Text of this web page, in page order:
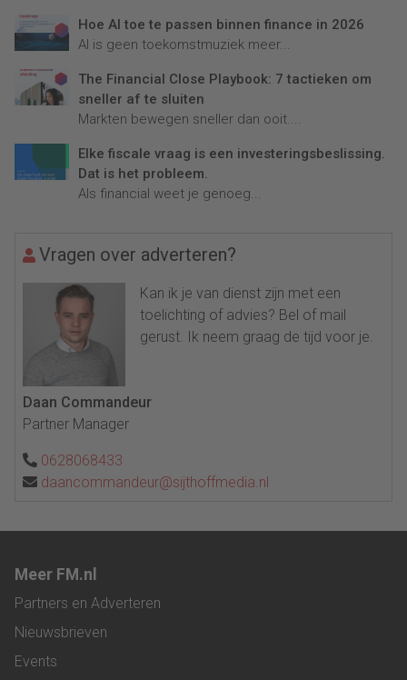
Hoe AI toe te passen binnen finance in 2026
AI is geen toekomstmuziek meer...
The Financial Close Playbook: 7 tactieken om
sneller af te sluiten
Markten bewegen sneller dan ooit....
Elke fiscale vraag is een investeringsbeslissing.
Dat is het probleem.
Als financial weet je genoeg...
Vragen over adverteren?
Kan ik je van dienst zijn met een
toelichting of advies? Bel of mail
gerust. Ik neem graag de tijd voor je.
Daan Commandeur
Partner Manager
0628068433
daancommandeur@sijthoffmedia.nl
Meer FM.nl
Partners en Adverteren
Nieuwsbrieven
Events